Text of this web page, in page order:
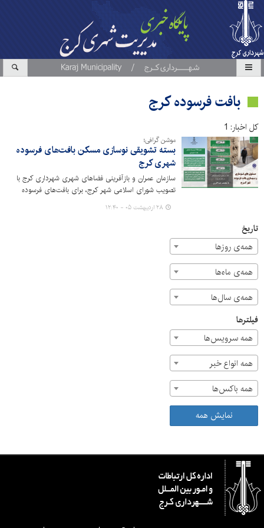
بافت فرسوده کرج
کل اخبار: 1
موشن گرافی؛
بسته تشویقی نوسازی مسکن بافت‌های فرسوده
شهری کرج
سازمان عمران و بازآفرینی فضاهای شهری شهرداری کرج با
تصویب شورای اسلامی شهر کرج، برای بافت‌های فرسوده
شهری، بسته تشویقی نوسازی مسکن ارائه می‌دهد.
۲۸ اردیبهشت ۰۵ - ۱۲:۴۰
تاریخ
همه‌ی روزها
همه‌ی ماه‌ها
همه‌ی سال‌ها
فیلترها
همه سرویس‌ها
همه انواع خبر
همه باکس‌ها
نمایش همه